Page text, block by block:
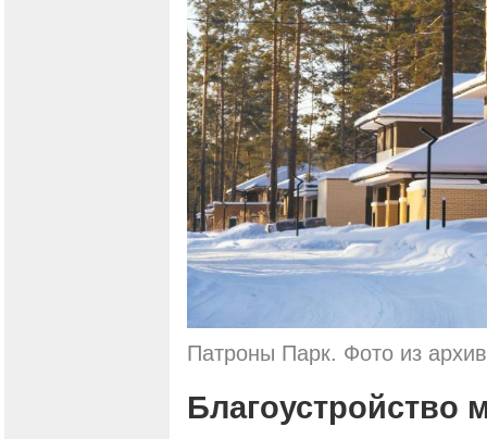
Патроны Парк. Фото из
Благоустройство